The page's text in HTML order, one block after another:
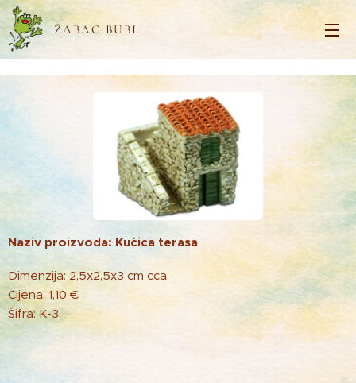
ŽABAC BUBI
Naziv proizvoda: Kućica terasa
Dimenzija: 2,5x2,5x3 cm cca
Cijena: 1,10 €
Šifra: K-3